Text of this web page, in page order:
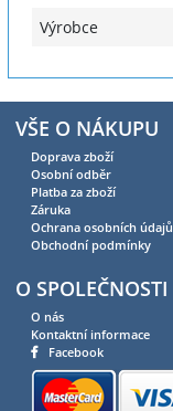
Výrobce
VŠE O NÁKUPU
Doprava zboží
Osobní odběr
Platba za zboží
Záruka
Ochrana osobních údajů
Obchodní podmínky
O SPOLEČNOSTI
O nás
Kontaktní informace
Facebook